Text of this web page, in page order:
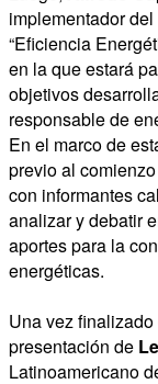
implementador
“Eficiencia
en la que estará
objetivos
responsable de
En el marco de
previo al
con informantes
analizar y debatir
aportes para la
energéticas.
Una vez
presentación de
Latinoamericano